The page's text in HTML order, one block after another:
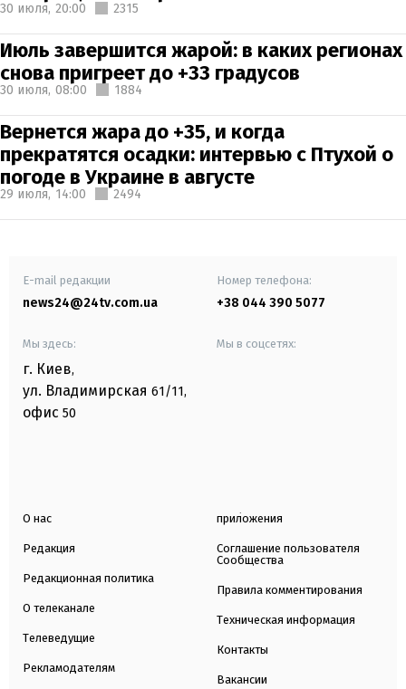
30 июля, 20:00 2315
Июль завершится жарой: в каких регионах
снова пригреет до +33 градусов
30 июля, 08:00 1884
Вернется жара до +35, и когда
прекратятся осадки: интервью с Птухой о
погоде в Украине в августе
29 июля, 14:00 2494
E-mail редакции
news24@24tv.com.ua
Номер телефона:
+38 044 390 5077
Мы здесь:
г. Киев,
ул. Владимирская 61/11,
офис 50
Мы в соцсетях:
О нас
Редакция
Редакционная политика
О телеканале
Телеведущие
Рекламодателям
приложения
Соглашение пользователя
Сообщества
Правила комментирования
Техническая информация
Контакты
Вакансии